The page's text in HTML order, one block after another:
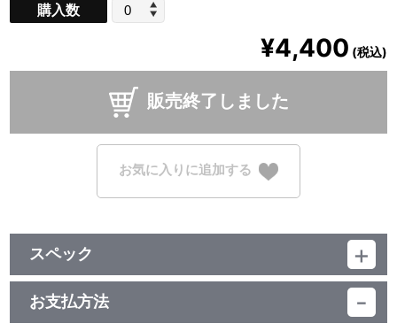
購入数
¥4,400 (税込)
販売終了しました
お気に入りに追加する
スペック
品番：BCTJ-5656
サイズ：
台座：W80×H50mm 本体：W108×H294mm
お支払方法